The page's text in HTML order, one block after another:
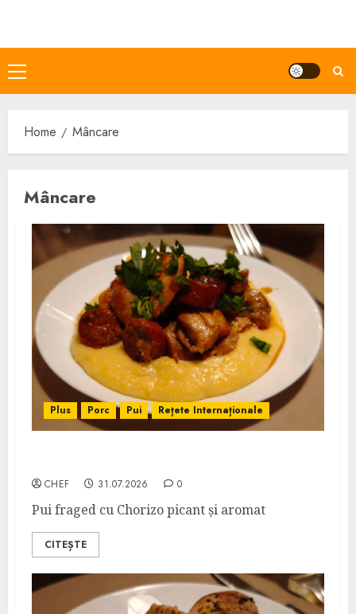
content
Primary
Menu
Home Mâncare
Mâncare
Plus Porc Pui Rețete Internaționale
CHEF 31.07.2026 0
Pui fraged cu Chorizo picant și aromat
CITEȘTE